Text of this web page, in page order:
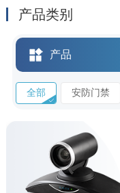
产品类别
产品
全部 安防门禁
AIoT物联网产品
IPPBX-UCM6200系列